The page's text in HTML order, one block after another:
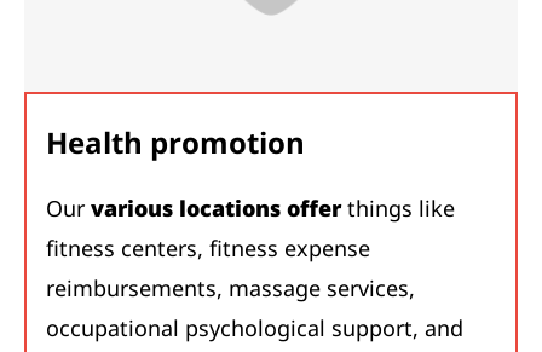
Health promotion
Our various locations offerthings like
fitness centers, fitness expense
reimbursements, massage services,
occupational psychological support, and